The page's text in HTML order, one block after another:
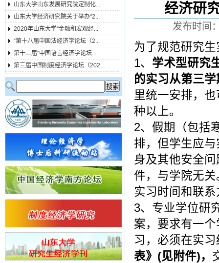
山东大学山东发展研究院定制化...
山东大学经济研究院关于举办“2...
2020年山东大学“金融和宏观经...
“第十八届中国法经济学论坛（2...
第十二届“中国语言经济学论坛...
第三届中国制度经济学论坛（202...
经济研
发布时间
为了规范研究
1、 学术型研究
的实习从第三
里统一安排，
种以上。
2、假期（包括
排，但学生应
身及其他安全
件，与学院无
实习时间和联
3、专业学位研
案，要求有一
习，必须在实
表》(见附件)，